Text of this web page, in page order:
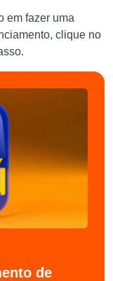
em fazer uma
clique no
de